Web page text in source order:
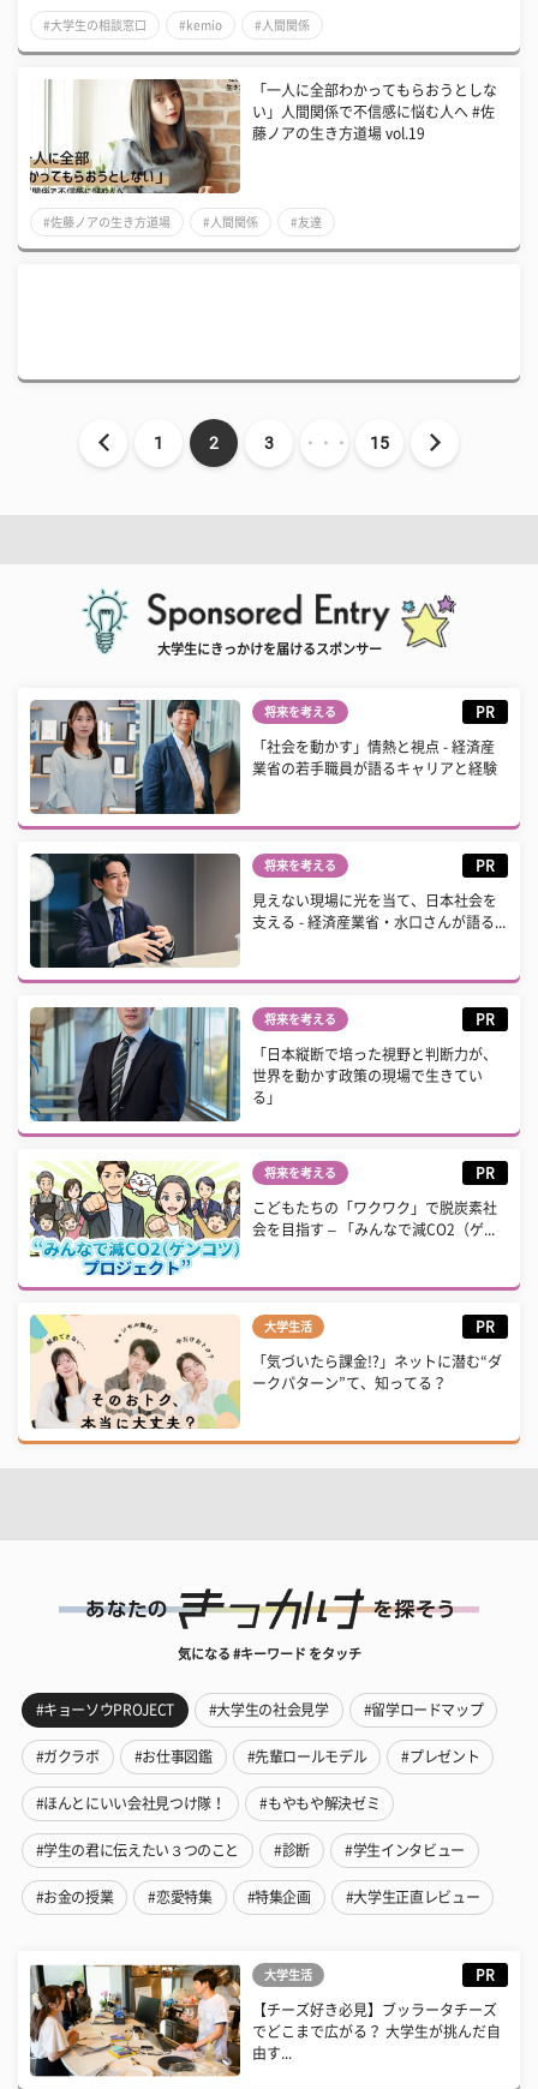
#大学生の相談窓口 #kemio #人間関係
「一人に全部わかってもらおうとしな
い」人間関係で不信感に悩む人へ #佐
藤ノアの生き方道場 vol.19
#佐藤ノアの生き方道場 #人間関係 #友達
1 2 3 ・・・ 15
大学生にきっかけを届けるスポンサー
将来を考える PR
「社会を動かす」情熱と視点 - 経済産
業省の若手職員が語るキャリアと経験
将来を考える PR
見えない現場に光を当て、日本社会を
支える - 経済産業省・水口さんが語る...
将来を考える PR
「日本縦断で培った視野と判断力が、
世界を動かす政策の現場で生きてい
る」
将来を考える PR
こどもたちの「ワクワク」で脱炭素社
会を目指す – 「みんなで減CO2（ゲ...
大学生活 PR
「気づいたら課金!?」ネットに潜む“ダ
ークパターン”て、知ってる？
気になる #キーワード をタッチ
#キョーソウPROJECT #大学生の社会見学 #留学ロードマップ
#ガクラボ #お仕事図鑑 #先輩ロールモデル #プレゼント
#ほんとにいい会社見つけ隊！ #もやもや解決ゼミ
#学生の君に伝えたい３つのこと #診断 #学生インタビュー
#お金の授業 #恋愛特集 #特集企画 #大学生正直レビュー
大学生活 PR
【チーズ好き必見】ブッラータチーズ
でどこまで広がる？ 大学生が挑んだ自
由す...